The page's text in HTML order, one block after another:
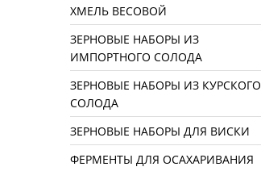
ХМЕЛЬ ВЕСОВОЙ
ЗЕРНОВЫЕ НАБОРЫ ИЗ
ИМПОРТНОГО СОЛОДА
ЗЕРНОВЫЕ НАБОРЫ ИЗ КУРСКОГО
СОЛОДА
ЗЕРНОВЫЕ НАБОРЫ ДЛЯ ВИСКИ
ФЕРМЕНТЫ ДЛЯ ОСАХАРИВАНИЯ